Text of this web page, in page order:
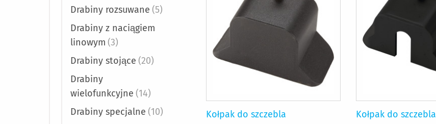
Kołpak do szczebla Kołpak do szczebla
Drabiny rozsuwane (5)
Drabiny z naciągiem
linowym (3)
Drabiny stojące (20)
Drabiny
wielofunkcyjne (14)
Drabiny specjalne (10)